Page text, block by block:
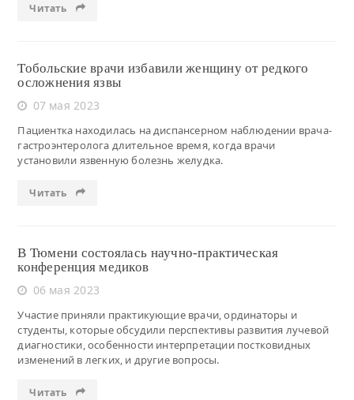
Читать
Тобольские врачи избавили женщину от редкого
осложнения язвы
07 мая 2023
Пациентка находилась на диспансерном наблюдении врача-
гастроэнтеролога длительное время, когда врачи
установили язвенную болезнь желудка.
Читать
В Тюмени состоялась научно-практическая
конференция медиков
06 мая 2023
Участие приняли практикующие врачи, ординаторы и
студенты, которые обсудили перспективы развития лучевой
диагностики, особенности интерпретации постковидных
изменений в легких, и другие вопросы.
Читать